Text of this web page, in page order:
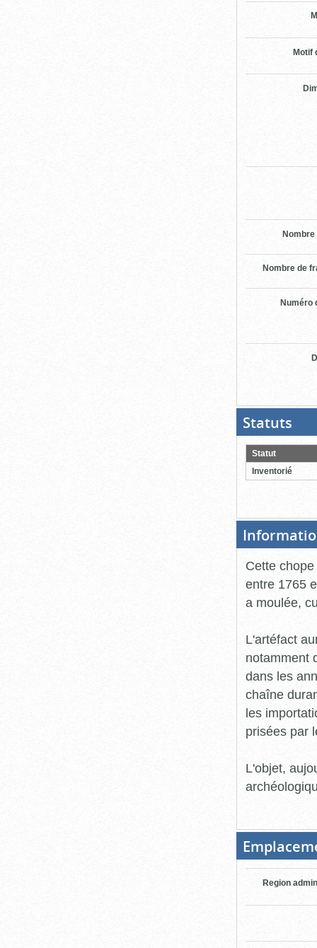
Motif
Nombre
Nombre de
Numéro
Statuts
pour
Statut
Inventorié
Cette
entre 1765
a moulée,
L'artéfact
notamment
dans les
chaîne
les
prisées par
L'objet,
Region